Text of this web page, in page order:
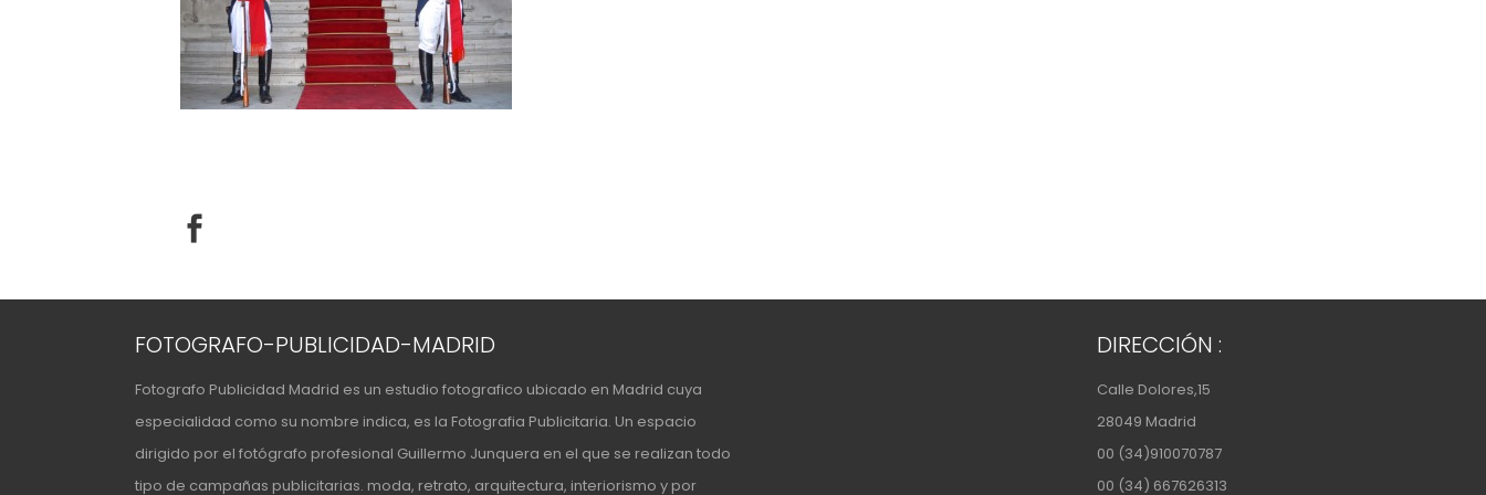
FOTOGRAFO-PUBLICIDAD-MADRID
Fotografo Publicidad Madrid es un estudio fotografico ubicado en Madrid cuya
especialidad como su nombre indica, es la Fotografia Publicitaria. Un espacio
dirigido por el fotógrafo profesional Guillermo Junquera en el que se realizan todo
tipo de campañas publicitarias. moda, retrato, arquitectura, interiorismo y por
DIRECCIÓN :
Calle Dolores,15
28049 Madrid
00 (34)910070787
00 (34) 667626313